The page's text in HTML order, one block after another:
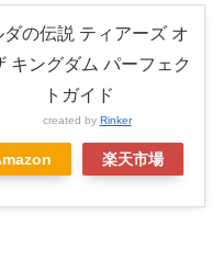
ダの伝説 ティアーズ オ
キングダム パーフェク
トガイド
created by Rinker
楽天市場